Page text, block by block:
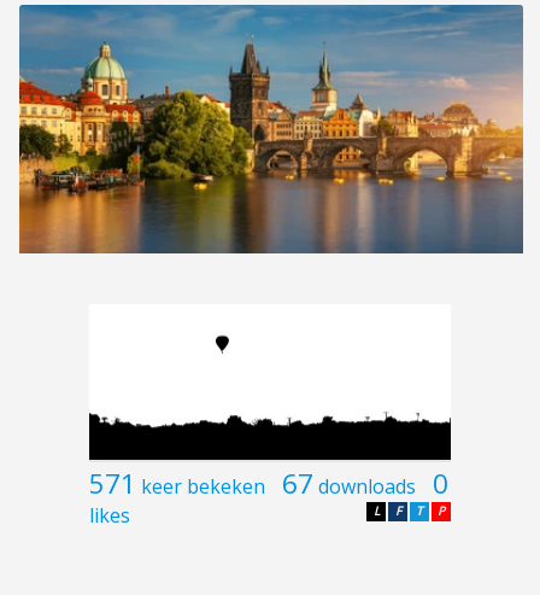
571 keer bekeken 67 downloads 0
likes P
T
F
L